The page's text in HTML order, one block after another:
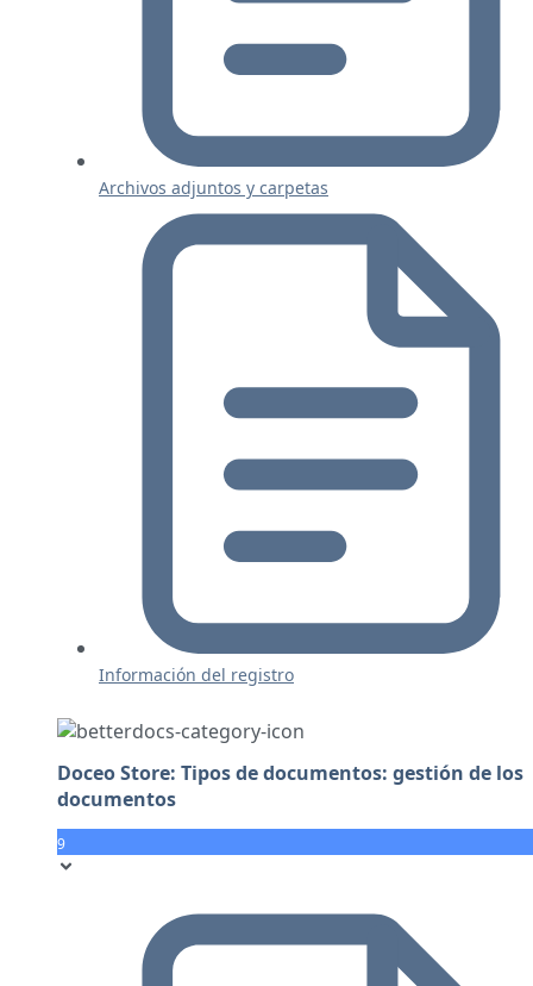
Archivos adjuntos y carpetas
Información del registro
Doceo Store: Tipos de documentos: gestión de los
documentos
9